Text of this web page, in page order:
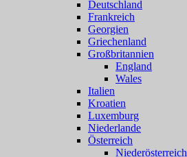
Deutschland
Frankreich
Georgien
Griechenland
Großbritannien
England
Wales
Italien
Kroatien
Luxemburg
Niederlande
Österreich
Niederösterreich